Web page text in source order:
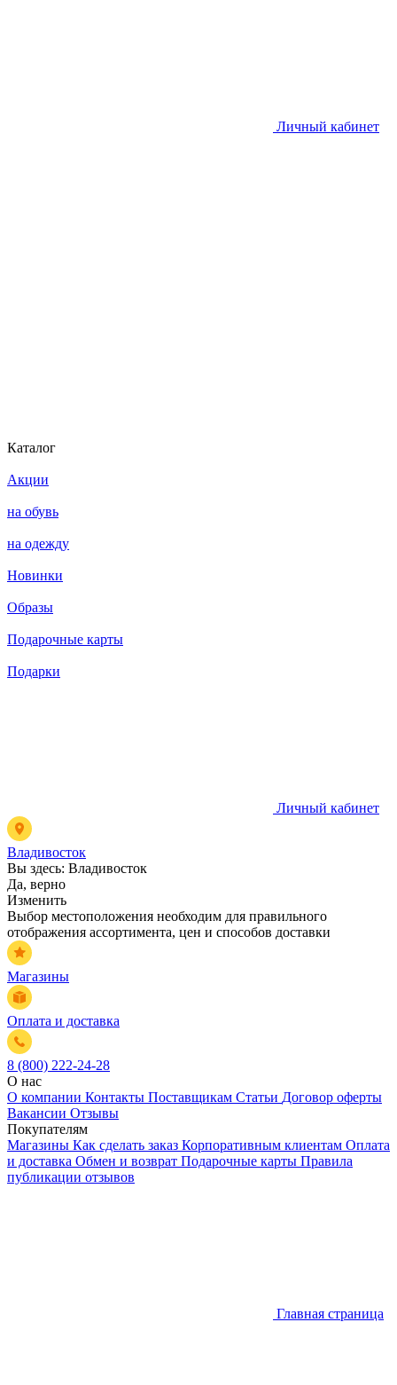
Личный кабинет
Каталог
Акции
на обувь
на одежду
Новинки
Образы
Подарочные карты
Подарки
Личный кабинет
Владивосток
Вы здесь: Владивосток
Да, верно
Изменить
Выбор местоположения необходим для правильного
отображения ассортимента, цен и способов доставки
Магазины
Оплата и доставка
8 (800) 222-24-28
О нас
О компании Контакты Поставщикам Статьи Договор оферты
Вакансии Отзывы
Покупателям
Магазины Как сделать заказ Корпоративным клиентам Оплата
и доставка Обмен и возврат Подарочные карты Правила
публикации отзывов
Главная страница